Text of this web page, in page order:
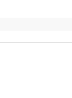
Prozesse
von